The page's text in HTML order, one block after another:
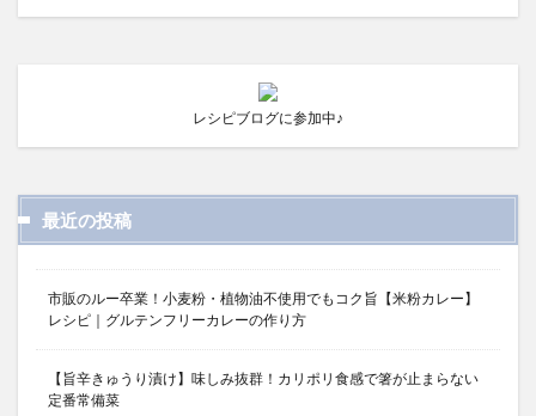
レシピブログに参加中♪
最近の投稿
市販のルー卒業！小麦粉・植物油不使用でもコク旨【米粉カレー】
レシピ｜グルテンフリーカレーの作り方
【旨辛きゅうり漬け】味しみ抜群！カリポリ食感で箸が止まらない
定番常備菜